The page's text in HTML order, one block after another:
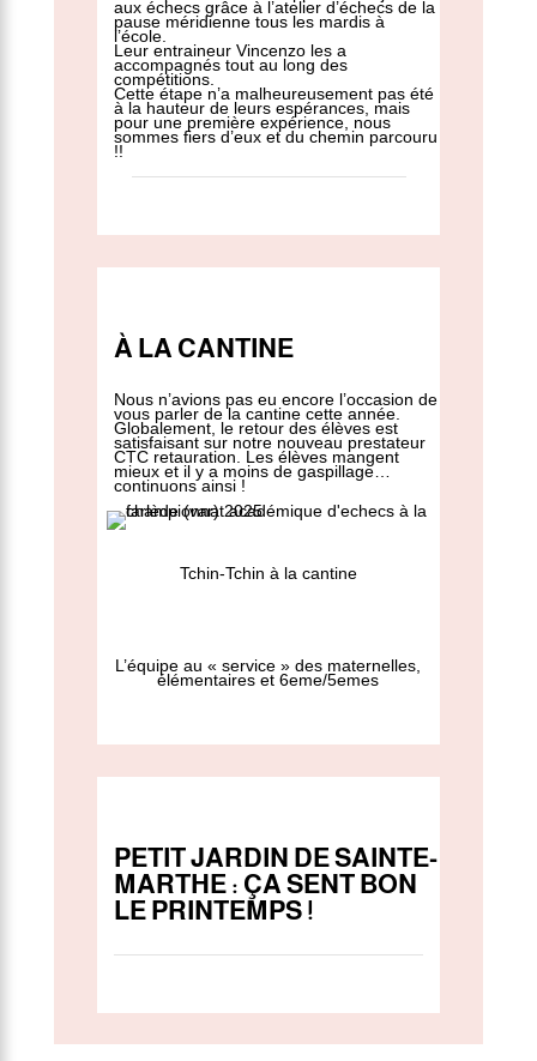
aux échecs grâce à l’atelier d’échecs de la
pause méridienne tous les mardis à
l’école.
Leur entraineur Vincenzo les a
accompagnés tout au long des
compétitions.
Cette étape n’a malheureusement pas été
à la hauteur de leurs espérances, mais
pour une première expérience, nous
sommes fiers d’eux et du chemin parcouru
!!
À LA CANTINE
Nous n’avions pas eu encore l’occasion de
vous parler de la cantine cette année.
Globalement, le retour des élèves est
satisfaisant sur notre nouveau prestateur
CTC retauration. Les élèves mangent
mieux et il y a moins de gaspillage…
continuons ainsi !
Tchin-Tchin à la cantine
L’équipe au « service » des maternelles,
élémentaires et 6eme/5emes
PETIT JARDIN DE SAINTE-
MARTHE : ÇA SENT BON
LE PRINTEMPS !